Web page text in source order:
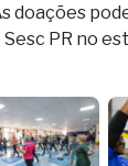
doações
PR no